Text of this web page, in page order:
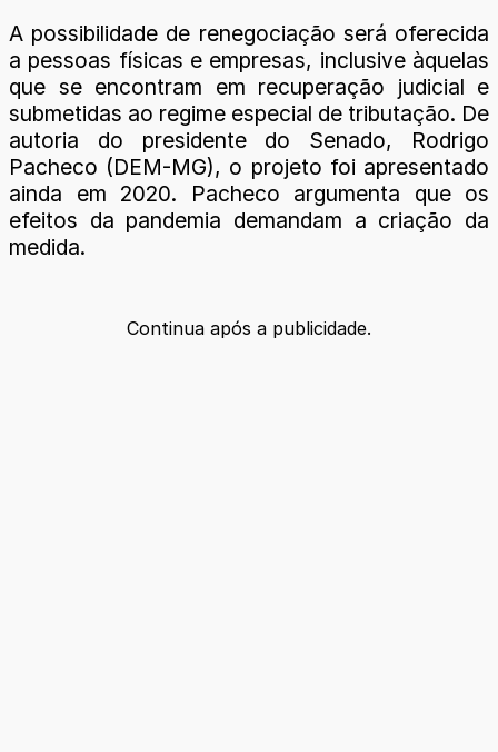
A possibilidade de renegociação será oferecida
a pessoas físicas e empresas, inclusive àquelas
que se encontram em recuperação judicial e
submetidas ao regime especial de tributação. De
autoria do presidente do Senado, Rodrigo
Pacheco (DEM-MG), o projeto foi apresentado
ainda em 2020. Pacheco argumenta que os
efeitos da pandemia demandam a criação da
medida.
Continua após a publicidade.